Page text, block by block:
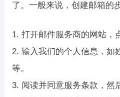
了。一般来说，创建邮箱的
1. 打开邮件服务商的网站，
2. 输入我们的个人信息，如
等。
3. 阅读并同意服务条款，然